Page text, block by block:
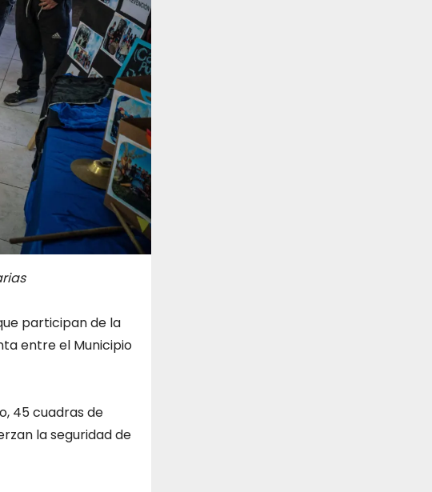
participan de la
entre el Municipio
45 cuadras de
la seguridad de